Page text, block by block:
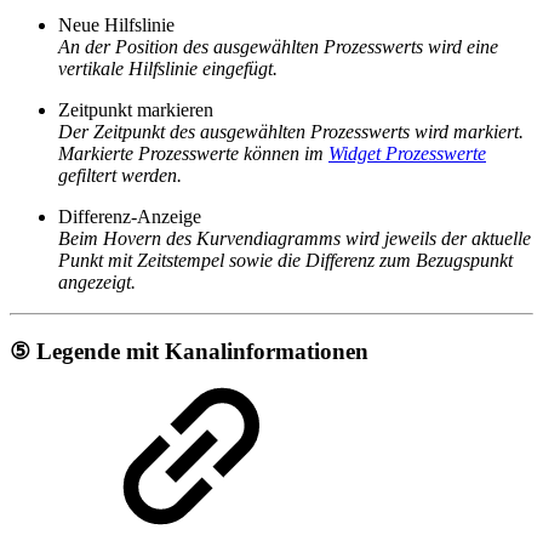
Neue Hilfslinie
An der Position des ausgewählten Prozesswerts wird eine
vertikale Hilfslinie eingefügt.
Zeitpunkt markieren
Der Zeitpunkt des ausgewählten Prozesswerts wird markiert.
Markierte Prozesswerte können im Widget Prozesswerte
gefiltert werden.
Differenz-Anzeige
Beim Hovern des Kurvendiagramms wird jeweils der aktuelle
Punkt mit Zeitstempel sowie die Differenz zum Bezugspunkt
angezeigt.
⑤ Legende mit Kanalinformationen